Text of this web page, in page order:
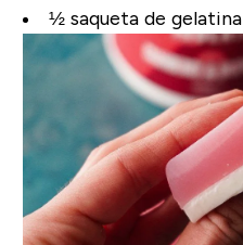
½ saqueta de gelatina